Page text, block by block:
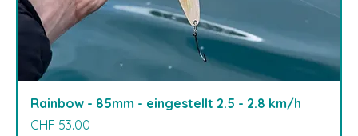
Rainbow - 85mm - eingestellt 2.5 - 2.8 km/h
Preis
CHF 53.00